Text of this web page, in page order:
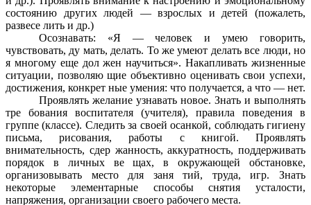
состоянию других людей — взрослых и детей (пожалеть,
развесе лить и др.)
Осознавать: «Я — человек и умею говорить,
чувствовать, ду мать, делать. То же умеют делать все люди, но
я многому еще дол жен научиться». Накапливать жизненные
ситуации, позволяю щие объективно оценивать свои успехи,
достижения, конкрет ные умения: что получается, а что — нет.
Проявлять желание узнавать новое. Знать и выполнять
тре бования воспитателя (учителя), правила поведения в
группе (классе). Следить за своей осанкой, соблюдать гигиену
письма, рисования, работы с книгой. Проявлять
внимательность, сдер жанность, аккуратность, поддерживать
порядок в личных ве щах, в окружающей обстановке,
организовывать место для заня тий, труда, игр. Знать
некоторые элементарные способы снятия усталости,
напряжения, организации своего рабочего места.